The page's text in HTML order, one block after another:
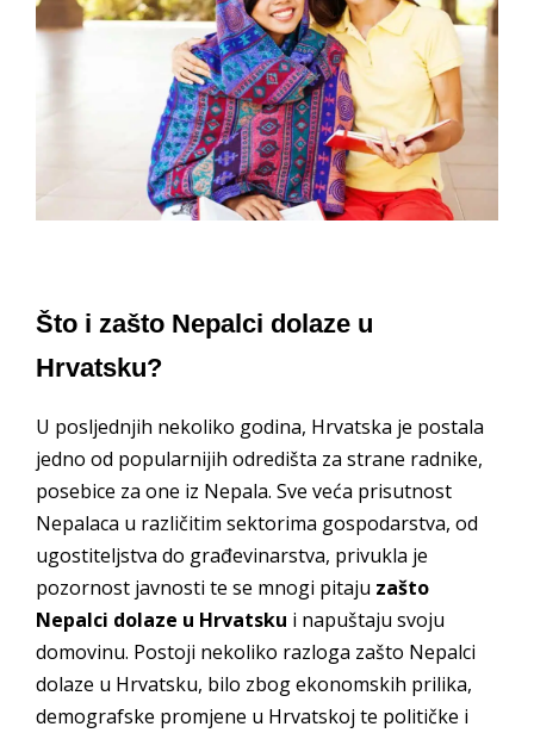
Što i zašto Nepalci dolaze u
Hrvatsku?
U posljednjih nekoliko godina, Hrvatska je postala
jedno od popularnijih odredišta za strane radnike,
posebice za one iz Nepala. Sve veća prisutnost
Nepalaca u različitim sektorima gospodarstva, od
ugostiteljstva do građevinarstva, privukla je
pozornost javnosti te se mnogi pitaju zašto
Nepalci dolaze u Hrvatsku i napuštaju svoju
domovinu. Postoji nekoliko razloga zašto Nepalci
dolaze u Hrvatsku, bilo zbog ekonomskih prilika,
demografske promjene u Hrvatskoj te političke i